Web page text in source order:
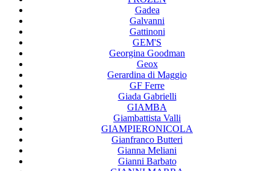
Gadea
Galvanni
Gattinoni
GEM'S
Georgina Goodman
Geox
Gerardina di Maggio
GF Ferre
Giada Gabrielli
GIAMBA
Giambattista Valli
GIAMPIERONICOLA
Gianfranco Butteri
Gianna Meliani
Gianni Barbato